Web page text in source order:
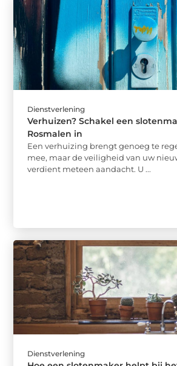
Dienstverlening
Verhuizen? Schakel een
Rosmalen in
Een verhuizing brengt genoeg te
mee, maar de veiligheid van uw
verdient meteen aandacht. U ...
Dienstverlening